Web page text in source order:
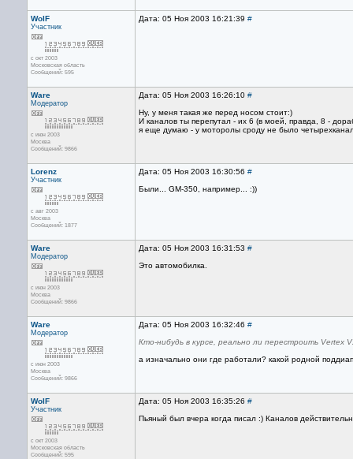
WolF
Участник
с окт 2003
Московская область
Сообщений: 595
Дата: 05 Ноя 2003 16:21:39 #
Ware
Модератор
с июн 2003
Москва
Сообщений: 9866
Дата: 05 Ноя 2003 16:26:10 #
Ну, у меня такая же перед носом стоит:)
И каналов ты перепутал - их 6 (в моей, правда, 8 -
я еще думаю - у моторолы сроду не было
Lorenz
Участник
с авг 2003
Москва
Сообщений: 1877
Дата: 05 Ноя 2003 16:30:56 #
Были... GM-350, например... :))
Ware
Модератор
с июн 2003
Москва
Сообщений: 9866
Дата: 05 Ноя 2003 16:31:53 #
Это автомобилка.
Ware
Модератор
с июн 2003
Москва
Сообщений: 9866
Дата: 05 Ноя 2003 16:32:46 #
Кто-нибудь в курсе, реально ли перестроить Vertex
а изначально они где работали? какой родной
WolF
Участник
с окт 2003
Московская область
Сообщений: 595
Дата: 05 Ноя 2003 16:35:26 #
Пьяный был вчера когда писал :) Каналов